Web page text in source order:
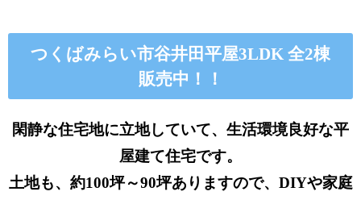
つくばみらい市谷井田平屋3LDK 全2棟
販売中！！
閑静な住宅地に立地していて、生活環境良好な平
屋建て住宅です。
土地も、約100坪～90坪ありますので、DIYや家庭